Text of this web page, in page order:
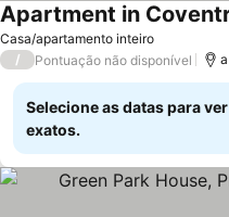
Casa/apartamento inteiro
Apartment in
/ Pontuação não disponível
Selecione as datas para
exatos.